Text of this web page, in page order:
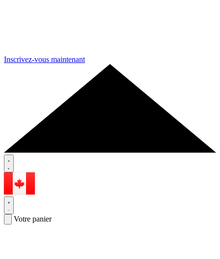
Inscrivez-vous maintenant
Votre panier